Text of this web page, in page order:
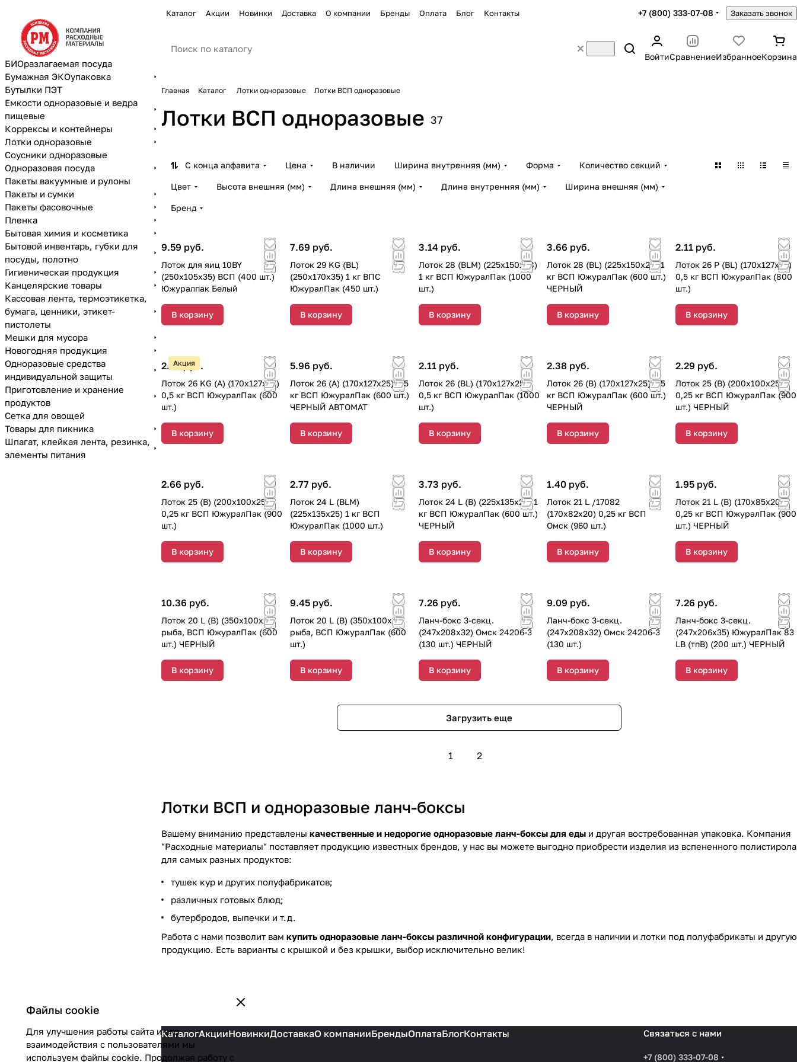
Каталог Акции Новинки Доставка О компании Бренды Оплата Блог Контакты +7 (800) 333-07-08 Заказать звонок
ВойтиСравнениеИзбранноеКорзина
Главная Каталог Лотки одноразовые Лотки ВСП одноразовые
Лотки ВСП одноразовые 37
С конца алфавита Цена В наличии Ширина внутренняя (мм) Форма Количество секций
Цвет Высота внешняя (мм) Длина внешняя (мм) Длина внутренняя (мм) Ширина внешняя (мм)
Бренд
9.59 руб.
Лоток для яиц 10BY
(250х105х35) ВСП (400 шт.)
Южуралпак Белый
В корзину
7.69 руб.
Лоток 29 KG (BL)
(250х170х35) 1 кг ВПС
ЮжуралПак (450 шт.)
В корзину
3.14 руб.
Лоток 28 (BLM) (225х150х28)
1 кг ВСП ЮжуралПак (1000
шт.)
В корзину
3.66 руб.
Лоток 28 (BL) (225х150х28) 1
кг ВСП ЮжуралПак (600 шт.)
ЧЕРНЫЙ
В корзину
2.11 руб.
Лоток 26 P (BL) (170х127х10)
0,5 кг ВСП ЮжуралПак (800
шт.)
В корзину
Акция
2.35 руб.
Лоток 26 KG (А) (170х127х35)
0,5 кг ВСП ЮжуралПак (600
шт.)
В корзину
5.96 руб.
Лоток 26 (А) (170х127х25) 0,5
кг ВСП ЮжуралПак (600 шт.)
ЧЕРНЫЙ АВТОМАТ
В корзину
2.11 руб.
Лоток 26 (BL) (170х127х25)
0,5 кг ВСП ЮжуралПак (1000
шт.)
В корзину
2.38 руб.
Лоток 26 (B) (170х127х25) 0,5
кг ВСП ЮжуралПак (600 шт.)
ЧЕРНЫЙ
В корзину
2.29 руб.
Лоток 25 (B) (200х100х25)
0,25 кг ВСП ЮжуралПак (900
шт.) ЧЕРНЫЙ
В корзину
2.66 руб.
Лоток 25 (B) (200х100х25)
0,25 кг ВСП ЮжуралПак (900
шт.)
В корзину
2.77 руб.
Лоток 24 L (BLM)
(225х135х25) 1 кг ВСП
ЮжуралПак (1000 шт.)
В корзину
3.73 руб.
Лоток 24 L (B) (225х135х25) 1
кг ВСП ЮжуралПак (600 шт.)
ЧЕРНЫЙ
В корзину
1.40 руб.
Лоток 21 L /17082
(170х82х20) 0,25 кг ВСП
Омск (960 шт.)
В корзину
1.95 руб.
Лоток 21 L (B) (170х85х20)
0,25 кг ВСП ЮжуралПак (900
шт.) ЧЕРНЫЙ
В корзину
10.36 руб.
Лоток 20 L (B) (350х100х20)
рыба, ВСП ЮжуралПак (600
шт.) ЧЕРНЫЙ
В корзину
9.45 руб.
Лоток 20 L (B) (350х100х20)
рыба, ВСП ЮжуралПак (600
шт.)
В корзину
7.26 руб.
Ланч-бокс 3-секц.
(247х208х32) Омск 24206-3
(130 шт.) ЧЕРНЫЙ
В корзину
9.09 руб.
Ланч-бокс 3-секц.
(247х208х32) Омск 24206-3
(130 шт.)
В корзину
7.26 руб.
Ланч-бокс 3-секц.
(247х206х35) ЮжуралПак 83
LB (тпВ) (200 шт.) ЧЕРНЫЙ
В корзину
Загрузить еще
1 2
Лотки ВСП и одноразовые ланч-боксы
Вашему вниманию представлены качественные и недорогие одноразовые ланч-боксы для еды и другая востребованная упаковка. Компания
"Расходные материалы" поставляет продукцию известных брендов, у нас вы можете выгодно приобрести изделия из вспененного полистирола
для самых разных продуктов:
тушек кур и других полуфабрикатов;
различных готовых блюд;
бутербродов, выпечки и т.д.
Работа с нами позволит вам купить одноразовые ланч-боксы различной конфигурации, всегда в наличии и лотки под полуфабрикаты и другую
продукцию. Есть варианты с крышкой и без крышки, выбор исключительно велик!
КаталогАкцииНовинкиДоставкаО компанииБрендыОплатаБлогКонтакты Связаться с нами
+7 (800) 333-07-08
Файлы cookie
Для улучшения работы сайта и его
взаимодействия с пользователями мы
используем файлы cookie. Продолжая работу с
БИОразлагаемая посуда
Бумажная ЭКОупаковка
Бутылки ПЭТ
Емкости одноразовые и ведра
пищевые
Коррексы и контейнеры
Лотки одноразовые
Соусники одноразовые
Одноразовая посуда
Пакеты вакуумные и рулоны
Пакеты и сумки
Пакеты фасовочные
Пленка
Бытовая химия и косметика
Бытовой инвентарь, губки для
посуды, полотно
Гигиеническая продукция
Канцелярские товары
Кассовая лента, термоэтикетка,
бумага, ценники, этикет-
пистолеты
Мешки для мусора
Новогодняя продукция
Одноразовые средства
индивидуальной защиты
Приготовление и хранение
продуктов
Сетка для овощей
Товары для пикника
Шпагат, клейкая лента, резинка,
элементы питания